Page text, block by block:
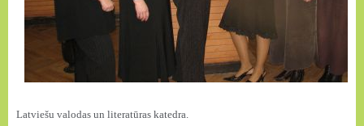
Latviešu valodas un literatūras katedra.